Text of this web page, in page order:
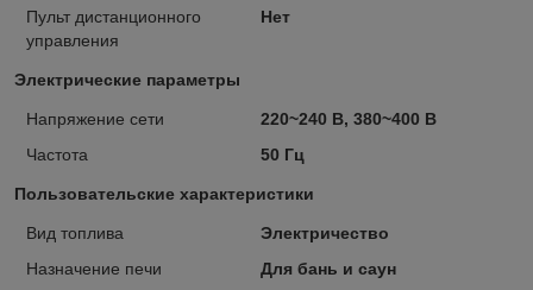
Пульт дистанционного
управления
Нет
Электрические параметры
Напряжение сети
220~240 В, 380~400 В
Частота
50 Гц
Пользовательские характеристики
Вид топлива
Электричество
Назначение печи
Для бань и саун